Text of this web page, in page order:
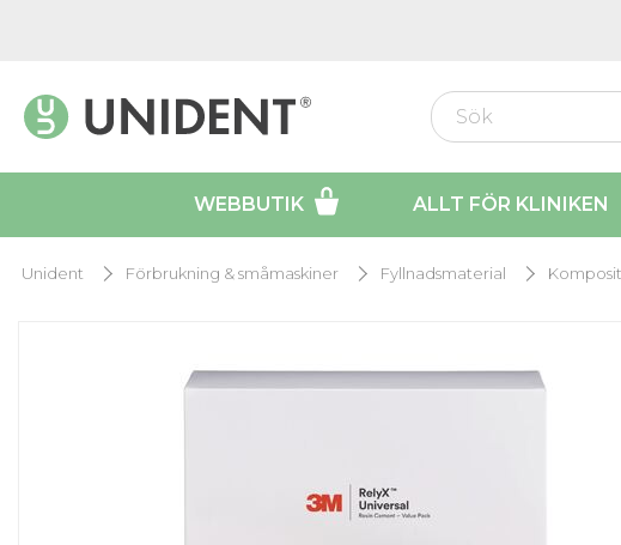
WEBBUTIK ALLT FÖR KLINIKEN
Unident Förbrukning & småmaskiner Fyllnadsmaterial